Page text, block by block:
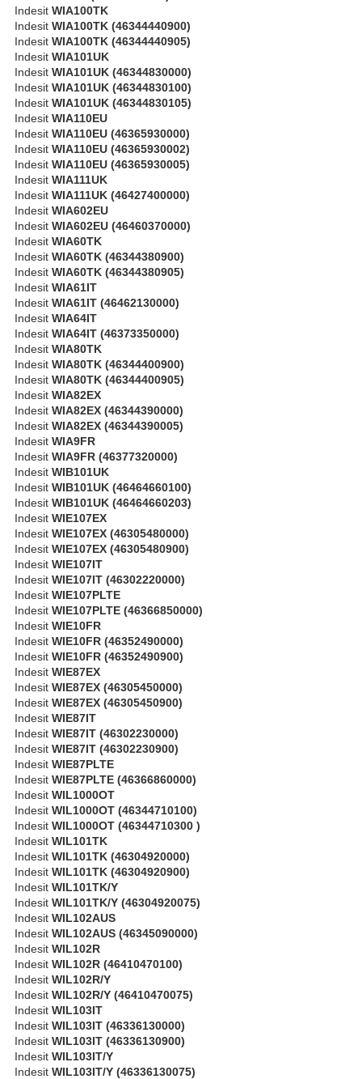
Indesit WIA100TK
Indesit WIA100TK (46344440900)
Indesit WIA100TK (46344440905)
Indesit WIA101UK
Indesit WIA101UK (46344830000)
Indesit WIA101UK (46344830100)
Indesit WIA101UK (46344830105)
Indesit WIA110EU
Indesit WIA110EU (46365930000)
Indesit WIA110EU (46365930002)
Indesit WIA110EU (46365930005)
Indesit WIA111UK
Indesit WIA111UK (46427400000)
Indesit WIA602EU
Indesit WIA602EU (46460370000)
Indesit WIA60TK
Indesit WIA60TK (46344380900)
Indesit WIA60TK (46344380905)
Indesit WIA61IT
Indesit WIA61IT (46462130000)
Indesit WIA64IT
Indesit WIA64IT (46373350000)
Indesit WIA80TK
Indesit WIA80TK (46344400900)
Indesit WIA80TK (46344400905)
Indesit WIA82EX
Indesit WIA82EX (46344390000)
Indesit WIA82EX (46344390005)
Indesit WIA9FR
Indesit WIA9FR (46377320000)
Indesit WIB101UK
Indesit WIB101UK (46464660100)
Indesit WIB101UK (46464660203)
Indesit WIE107EX
Indesit WIE107EX (46305480000)
Indesit WIE107EX (46305480900)
Indesit WIE107IT
Indesit WIE107IT (46302220000)
Indesit WIE107PLTE
Indesit WIE107PLTE (46366850000)
Indesit WIE10FR
Indesit WIE10FR (46352490000)
Indesit WIE10FR (46352490900)
Indesit WIE87EX
Indesit WIE87EX (46305450000)
Indesit WIE87EX (46305450900)
Indesit WIE87IT
Indesit WIE87IT (46302230000)
Indesit WIE87IT (46302230900)
Indesit WIE87PLTE
Indesit WIE87PLTE (46366860000)
Indesit WIL1000OT
Indesit WIL1000OT (46344710100)
Indesit WIL1000OT (46344710300 )
Indesit WIL101TK
Indesit WIL101TK (46304920000)
Indesit WIL101TK (46304920900)
Indesit WIL101TK/Y
Indesit WIL101TK/Y (46304920075)
Indesit WIL102AUS
Indesit WIL102AUS (46345090000)
Indesit WIL102R
Indesit WIL102R (46410470100)
Indesit WIL102R/Y
Indesit WIL102R/Y (46410470075)
Indesit WIL103IT
Indesit WIL103IT (46336130000)
Indesit WIL103IT (46336130900)
Indesit WIL103IT/Y
Indesit WIL103IT/Y (46336130075)